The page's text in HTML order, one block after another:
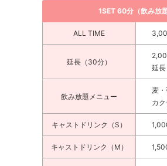
1SET 60分（飲み放
ALL TIME
延長（30分）
延
飲み放題メニュー
麦
カ
キャストドリンク（S）
キャストドリンク（M）